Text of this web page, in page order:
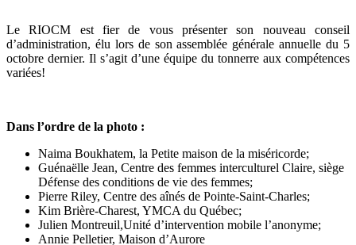
Le RIOCM est fier de vous présenter son nouveau conseil
d’administration, élu lors de son assemblée générale annuelle du 5
octobre dernier. Il s’agit d’une équipe du tonnerre aux compétences
variées!
Dans l’ordre de la photo :
Naima Boukhatem, la Petite maison de la miséricorde;
Guénaëlle Jean, Centre des femmes interculturel Claire, siège
Défense des conditions de vie des femmes;
Pierre Riley, Centre des aînés de Pointe-Saint-Charles;
Kim Brière-Charest, YMCA du Québec;
Julien Montreuil,Unité d’intervention mobile l’anonyme;
Annie Pelletier, Maison d’Aurore